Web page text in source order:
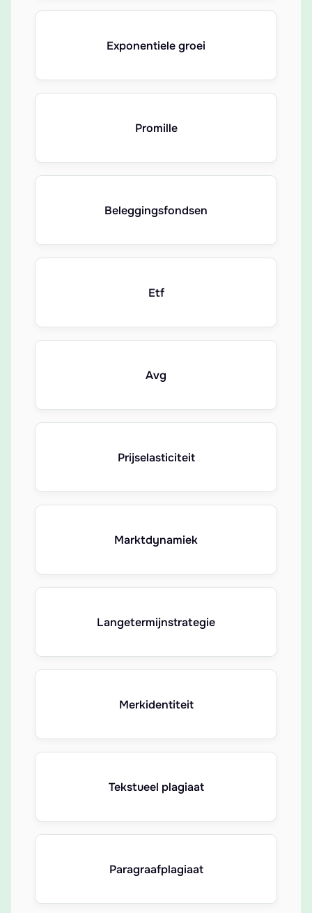
Exponentiele groei
Promille
Beleggingsfondsen
Etf
Avg
Prijselasticiteit
Marktdynamiek
Langetermijnstrategie
Merkidentiteit
Tekstueel plagiaat
Paragraafplagiaat